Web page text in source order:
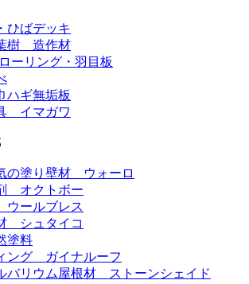
ひばデッキ
樹 造作材
ーリング・羽目板
ハギ無垢板
イマガワ
の塗り壁材 ウォーロ
オクトボー
ールブレス
シュタイコ
塗料
ング ガイナルーフ
バリウム屋根材 ストーンシェイド